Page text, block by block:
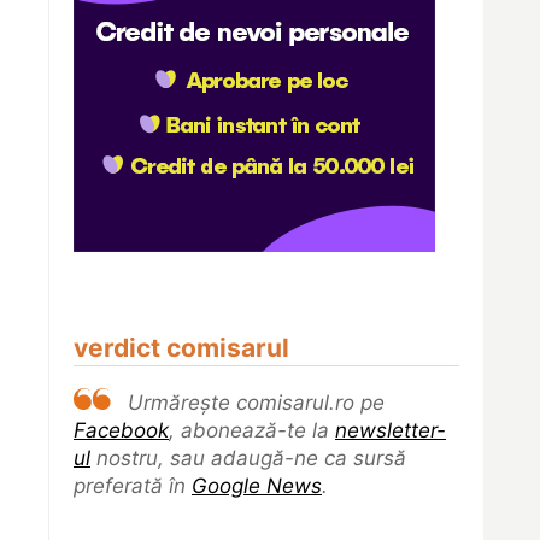
verdict comisarul
Urmărește comisarul.ro pe
Facebook, abonează-te la newsletter-
ul nostru, sau adaugă-ne ca sursă
preferată în Google News.